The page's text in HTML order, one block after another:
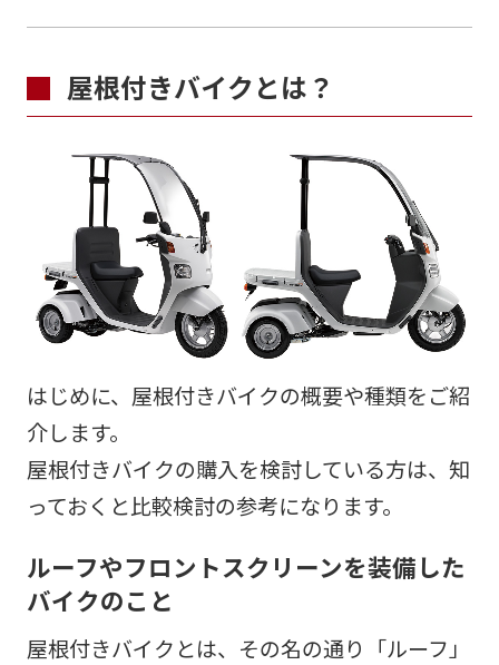
屋根付きバイクとは？
はじめに、屋根付きバイクの概要や種類をご紹
介します。
屋根付きバイクの購入を検討している方は、知
っておくと比較検討の参考になります。
ルーフやフロントスクリーンを装備した
バイクのこと
屋根付きバイクとは、その名の通り「ルーフ」